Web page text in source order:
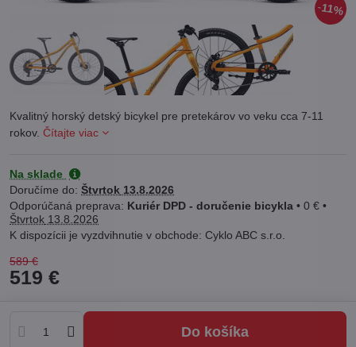
11%
Kvalitný horský detský bicykel pre pretekárov vo veku cca 7-11
rokov. Čítajte viac
Na sklade
Doručíme do: Štvrtok 13.8.2026
Kuriér DPD - doručenie bicykla • 0 € •
Štvrtok 13.8.2026
Cyklo ABC s.r.o.
589 €
519 €
Do košíka